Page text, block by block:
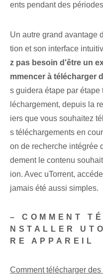
ents pendant des
Un autre grand avantage
tion et son interface
z pas besoin d'être un
mmencer à télécharger
s guidera étape par
léchargement, depuis la
iers que vous souhaitez
s téléchargements en
on de recherche intégrée
dement le contenu
ion. Avec uTorrent,
jamais été aussi simples.
– COMMENT
NSTALLER
RE APPAREIL
Comment télécharger